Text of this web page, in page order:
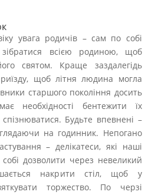
увага родичів – сам по собі
всією родиною, щоб
святом. Краще заздалегідь
щоб літня людина могла
старшого покоління досить
необхідності бентежити їх
Будьте впевнені –
на годинник. Непогано
– делікатеси, які наші
дозволити через невеликий
накрити стіл, щоб у
торжество. По черзі